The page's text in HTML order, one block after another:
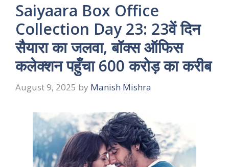
Saiyaara Box Office
Collection Day 23: 23वें दिन
सैयारा का जलवा, बॉक्स ऑफिस
कलेक्शन पहुँचा 600 करोड़ का करीब
August 9, 2025 by Manish Mishra